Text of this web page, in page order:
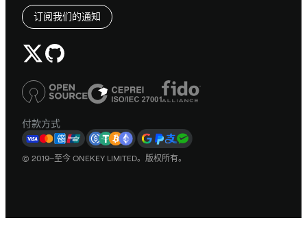
订阅我们的通知
付款方式
© 2019–至今 ONEKEY LIMITED。版权所有。